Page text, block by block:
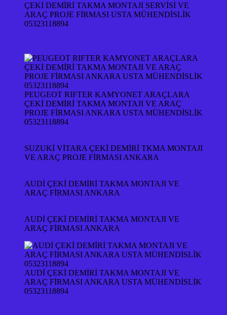
ÇEKİ DEMİRİ TAKMA MONTAJI SERVİSİ VE
ARAÇ PROJE FİRMASI USTA MÜHENDİSLİK
05323118894
PEUGEOT RIFTER KAMYONET ARAÇLARA
ÇEKİ DEMİRİ TAKMA MONTAJI VE ARAÇ
PROJE FİRMASI ANKARA USTA MÜHENDİSLİK
05323118894
SUZUKİ VİTARA ÇEKİ DEMİRİ TKMA MONTAJI
VE ARAÇ PROJE FİRMASI ANKARA
AUDİ ÇEKİ DEMİRİ TAKMA MONTAJI VE
ARAÇ FİRMASI ANKARA
AUDİ ÇEKİ DEMİRİ TAKMA MONTAJI VE
ARAÇ FİRMASI ANKARA
AUDİ ÇEKİ DEMİRİ TAKMA MONTAJI VE
ARAÇ FİRMASI ANKARA USTA MÜHENDİSLİK
05323118894